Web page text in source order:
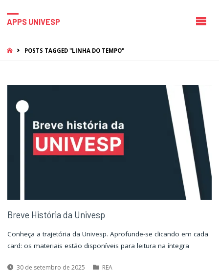
APPS UNIVESP
HOMEPOSTS TAGGED "LINHA DO TEMPO"
Breve História da Univesp
Conheça a trajetória da Univesp. Aprofunde-se clicando em cada
card: os materiais estão disponíveis para leitura na íntegra
30 de setembro de 2025
REA